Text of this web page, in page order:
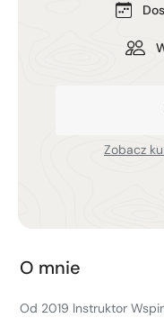
Zobacz
O mnie
Od 2019 Instruktor
Kurs turystyki
Nie wiesz który